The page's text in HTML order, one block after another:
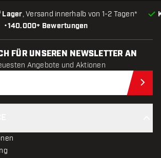
•140.000+ Bewertungen
Lager, Versand innerhalb von 1-2 Tagen*
FÜR UNSEREN NEWSLETTER AN
Angebote und Aktionen